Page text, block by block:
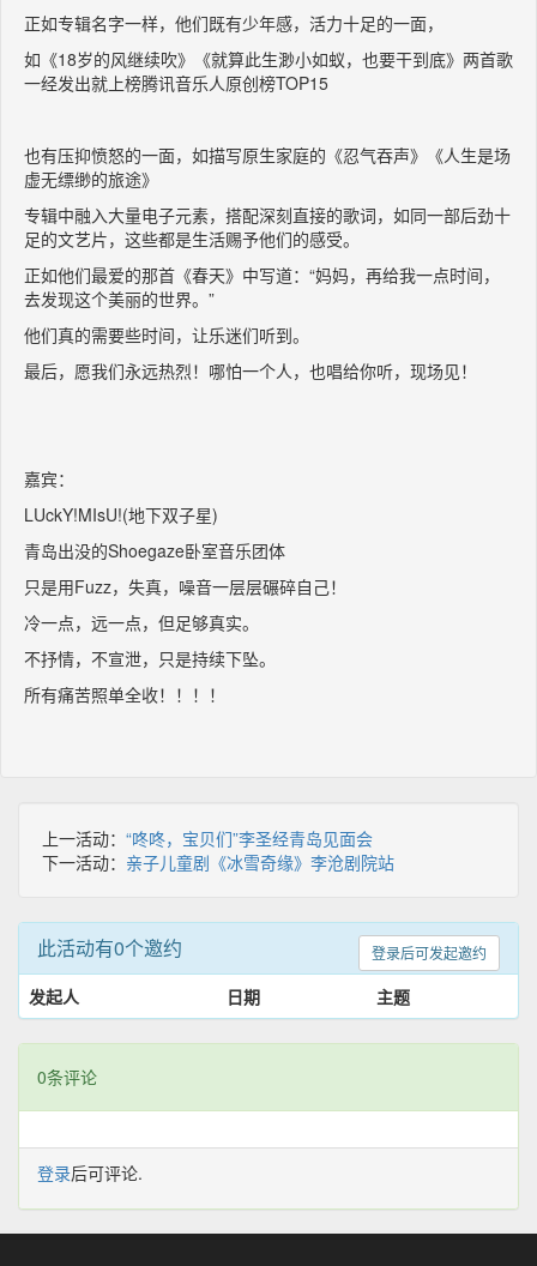
正如专辑名字一样，他们既有少年感，活力十足的一面，
如《18岁的风继续吹》《就算此生渺小如蚁，也要干到底》两首歌
一经发出就上榜腾讯音乐人原创榜TOP15
也有压抑愤怒的一面，如描写原生家庭的《忍气吞声》《人生是场
虚无缥缈的旅途》
专辑中融入大量电子元素，搭配深刻直接的歌词，如同一部后劲十
足的文艺片，这些都是生活赐予他们的感受。
正如他们最爱的那首《春天》中写道：“妈妈，再给我一点时间，
去发现这个美丽的世界。”
他们真的需要些时间，让乐迷们听到。
最后，愿我们永远热烈！哪怕一个人，也唱给你听，现场见！
嘉宾：
LUckY!MIsU!(地下双子星)
青岛出没的Shoegaze卧室音乐团体
只是用Fuzz，失真，噪音一层层碾碎自己！
冷一点，远一点，但足够真实。
不抒情，不宣泄，只是持续下坠。
所有痛苦照单全收！！！！
上一活动： “咚咚，宝贝们”李圣经青岛见面会
下一活动： 亲子儿童剧《冰雪奇缘》李沧剧院站
登录后可发起邀约
此活动有0个邀约
发起人 日期 主题
0条评论
登录后可评论.